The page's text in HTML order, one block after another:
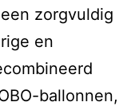
zorgvuldig
en
ballonnen,